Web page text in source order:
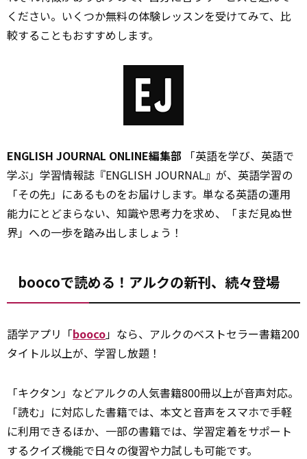
ください。いくつか無料の体験レッスンを受けてみて、比
較することもおすすめします。
ENGLISH JOURNAL ONLINE編集部 「英語を学び、英語で
学ぶ」学習情報誌『ENGLISH JOURNAL』が、英語学習の
「その先」にあるものをお届けします。単なる英語の運用
能力にとどまらない、知識や思考力を求め、「まだ見ぬ世
界」への一歩を踏み出しましょう！
boocoで読める！アルクの新刊、続々登場
語学アプリ「booco」なら、アルクのベストセラー書籍200
タイトル以上が、学習し放題！
「キクタン」などアルクの人気書籍800冊以上が音声対応。
「読む」に対応した書籍では、本文と音声をスマホで手軽
に利用できるほか、一部の書籍では、学習定着をサポート
するクイズ機能で日々の復習や力試しも可能です。